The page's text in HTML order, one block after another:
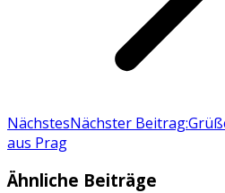
NächstesNächster Beitrag:
aus Prag
Ähnliche Beiträge